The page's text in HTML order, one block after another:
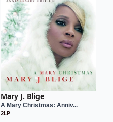
Mary J. Blige
A Mary Christmas: Anniv...
2LP